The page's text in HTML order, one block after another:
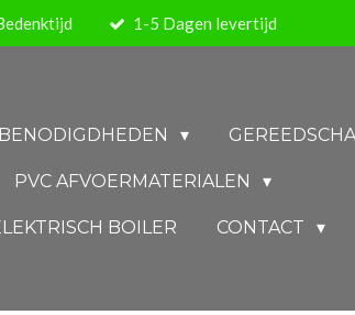
1-5 Dagen levertijd
PVC AFVOERMATERIALEN
BOILER CONTACT